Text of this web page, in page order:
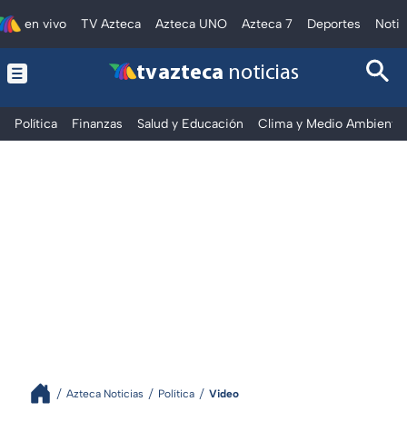
en vivo TV Azteca Azteca UNO Azteca 7 Deportes
tv azteca noticias
Política Finanzas Salud y Educación Clima y Medio Ambiente
Azteca Noticias Política Video